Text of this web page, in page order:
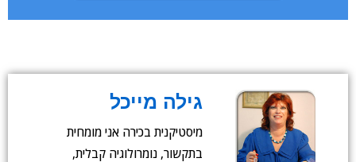
גילה מייכל
מיסטיקנית בכירה אני מומחית
בתקשור, נומרולוגיה קבלית,